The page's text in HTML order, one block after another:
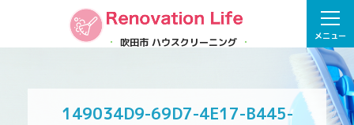
吹田市 ハウスクリーニング メニュー
149034D9-69D7-4E17-B445-